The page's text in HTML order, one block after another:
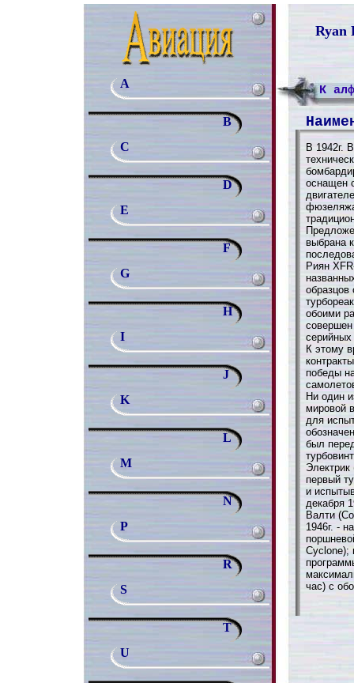
Ryan
A
B
C
D
E
F
G
H
I
J
K
L
M
N
P
R
S
T
U
К
В 1942г.
оснащен
выбрана
Риян
образцов
обоими
К этому
победы
Ни один
мировой
для
был
первый
и
декабря
Валти
1946г. -
Cyclone);
час) с